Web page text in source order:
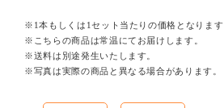
※1本もしくは1セット当たりの価格となります
※こちらの商品は常温にてお届けします。
※送料は別途発生いたします。
※写真は実際の商品と異なる場合があります。